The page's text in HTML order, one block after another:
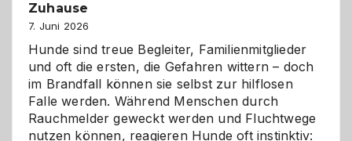
Zuhause
7. Juni 2026
Hunde sind treue Begleiter, Familienmitglieder
und oft die ersten, die Gefahren wittern – doch
im Brandfall können sie selbst zur hilflosen
Falle werden. Während Menschen durch
Rauchmelder geweckt werden und Fluchtwege
nutzen können, reagieren Hunde oft instinktiv: